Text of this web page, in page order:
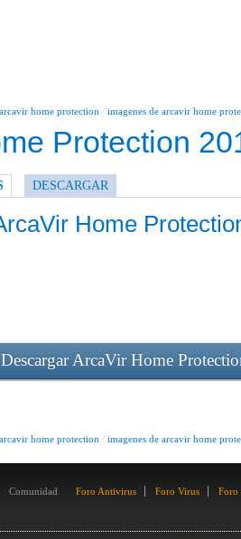
arcavir home protection / imagenes de arcavir home
Protection
DESCARGAR
Home
Descargar ArcaVir Home
arcavir home protection / imagenes de arcavir home
Comunidad Foro Antivirus Foro Virus Foro